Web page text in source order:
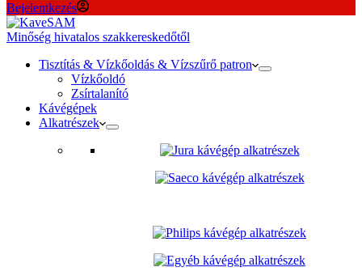
Bejelentkezés
Minőség hivatalos szakkereskedőtől
Tisztítás & Vízkőoldás & Vízszűrő patron
Vízkőoldó
Zsírtalanító
Kávégépek
Alkatrészek